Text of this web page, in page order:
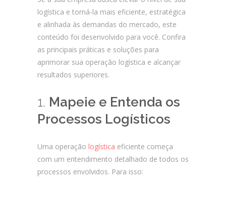
logística e torná-la mais eficiente, estratégica
e alinhada às demandas do mercado, este
conteúdo foi desenvolvido para você. Confira
as principais práticas e soluções para
aprimorar sua operação logística e alcançar
resultados superiores.
1. Mapeie e Entenda os
Processos Logísticos
Uma operação logística eficiente começa
com um entendimento detalhado de todos os
processos envolvidos. Para isso: